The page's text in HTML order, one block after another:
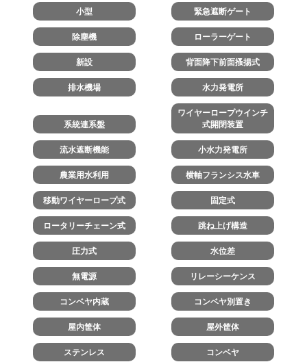
小型 緊急遮断ゲート
除塵機 ローラーゲート
新設 背面降下前面搔揚式
排水機場 水力発電所
系統連系盤
ワイヤーロープウインチ
式開閉装置
流水遮断機能 小水力発電所
農業用水利用 横軸フランシス水車
移動ワイヤーロープ式 固定式
ロータリーチェーン式 跳ね上げ構造
圧力式 水位差
無電源 リレーシーケンス
コンベヤ内蔵 コンベヤ別置き
屋内筐体 屋外筐体
ステンレス コンベヤ